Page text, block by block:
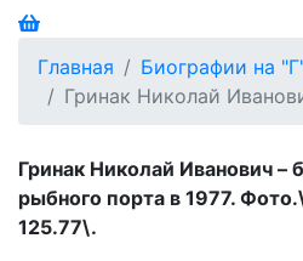
Главная
Биографии на
Гринак Николай
Гринак Николай Иванович –
рыбного порта в 1977.
125.77\.